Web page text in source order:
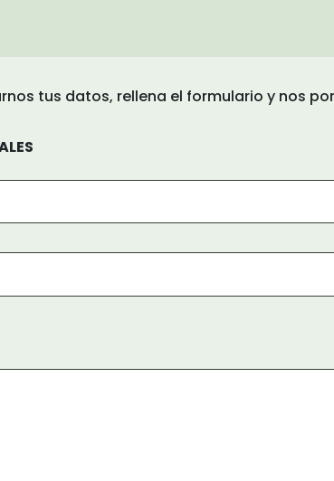
tus datos, rellena el formulario y nos